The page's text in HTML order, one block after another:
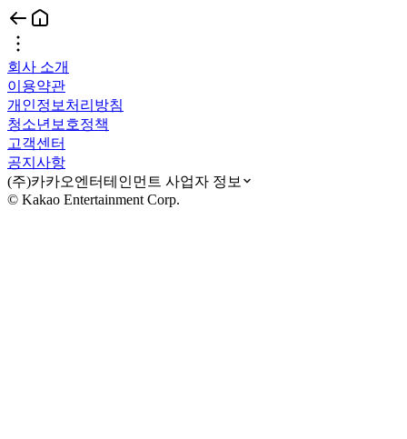
회사 소개
이용약관
개인정보처리방침
청소년보호정책
고객센터
공지사항
(주)카카오엔터테인먼트 사업자 정보
© Kakao Entertainment Corp.